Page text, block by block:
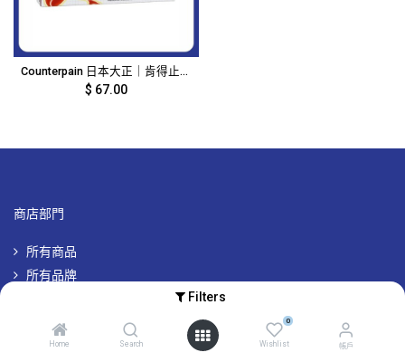
Filters
Home Search
0
Wishlist 帳戶
Counterpain 日本大正｜肯得止痛膏｜120g｜4933
$ 67.00
商店部門
所有商品
所有品牌
帳戶及其他資訊